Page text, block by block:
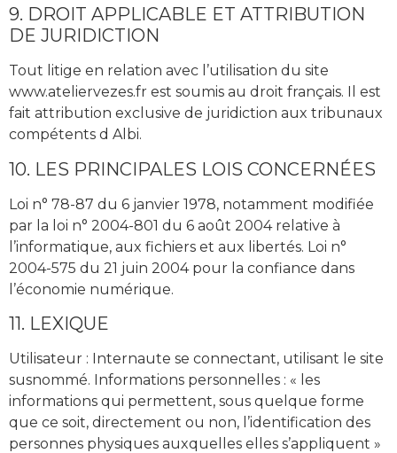
9. DROIT APPLICABLE ET ATTRIBUTION
DE JURIDICTION
Tout litige en relation avec l’utilisation du site
www.ateliervezes.fr est soumis au droit français. Il est
fait attribution exclusive de juridiction aux tribunaux
compétents d Albi.
10. LES PRINCIPALES LOIS CONCERNÉES
Loi n° 78-87 du 6 janvier 1978, notamment modifiée
par la loi n° 2004-801 du 6 août 2004 relative à
l’informatique, aux fichiers et aux libertés. Loi n°
2004-575 du 21 juin 2004 pour la confiance dans
l’économie numérique.
11. LEXIQUE
Utilisateur : Internaute se connectant, utilisant le site
susnommé. Informations personnelles : « les
informations qui permettent, sous quelque forme
que ce soit, directement ou non, l’identification des
personnes physiques auxquelles elles s’appliquent »